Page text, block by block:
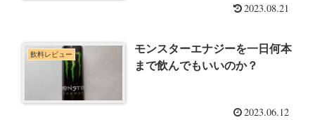
2023.08.21
飲料レビュー
モンスターエナジーを一日何本
まで飲んでもいいのか？
2023.06.12